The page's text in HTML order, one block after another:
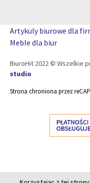
Artykuly biurowe dla
Meble dla biur
BiuroHit 2022 © Wszelkie
studio
Strona chroniona przez